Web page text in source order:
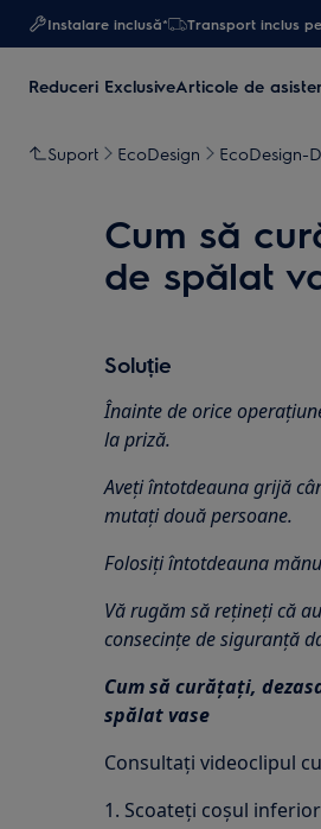
Instalare inclusă* Transport inclus
Reduceri ExclusiveArticole de
Suport EcoDesign EcoDesign-
Cum să
de spălat
Soluție
Înainte de orice
lapriză.
Aveți întotdeauna grijă
mutați două persoane.
Folosiți întotdeauna
Vă rugăm să rețineți că
consecințe de siguranță
Cum să curățați,
spălat vase
Consultați videoclipul
1. Scoateți coșul inferior